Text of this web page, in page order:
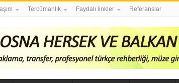
Tercümanlık Faydalı linkler Referanslar